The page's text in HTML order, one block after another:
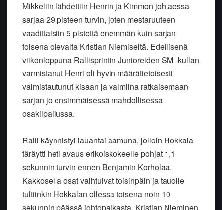
Mikkeliin lähdettiin Henrin ja Kimmon johtaessa
sarjaa 29 pisteen turvin, joten mestaruuteen
vaadittaisiin 5 pistettä enemmän kuin sarjan
toisena olevalta Kristian Niemiseltä. Edellisenä
viikonloppuna Rallisprintin Junioreiden SM -kullan
varmistanut Henri oli hyvin määrätietoisesti
valmistautunut kisaan ja valmiina ratkaisemaan
sarjan jo ensimmäisessä mahdollisessa
osakilpailussa.
Ralli käynnistyi lauantai aamuna, jolloin Hokkala
täräytti heti avaus erikoiskokeelle pohjat 1,1
sekunnin turvin ennen Benjamin Korholaa.
Kakkosella osat vaihtuivat toisinpäin ja tauolle
tultiinkin Hokkalan ollessa toisena noin 10
sekunnin päässä johtopaikasta. Kristian Nieminen